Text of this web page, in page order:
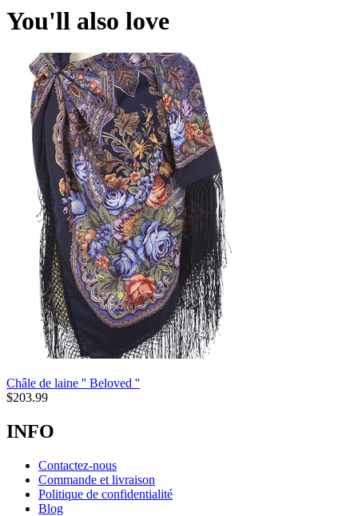
You'll also love
Châle de laine '' Beloved ''
$203.99
INFO
Contactez-nous
Commande et livraison
Politique de confidentialité
Blog